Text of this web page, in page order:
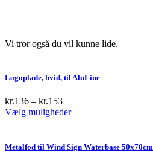
Vi tror også du vil kunne lide.
Logoplade, hvid, til AluLine
kr.136 – kr.153
Vælg mulighederThis
multiple
variants.
Metalfod til Wind Sign Waterbase 50x70cm